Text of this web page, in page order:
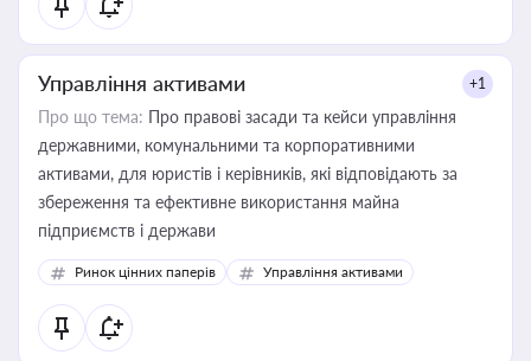
Управління активами +1
Про що тема: Про правові засади та кейси управління
державними, комунальними та корпоративними
активами, для юристів і керівників, які відповідають за
збереження та ефективне використання майна
підприємств і держави
Ринок цінних паперів Управління активами